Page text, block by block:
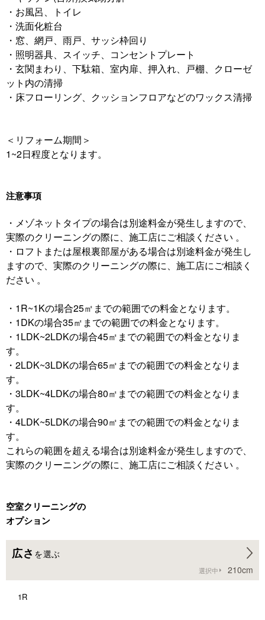
・お風呂、トイレ
・洗面化粧台
・窓、網戸、雨戸、サッシ枠回り
・照明器具、スイッチ、コンセントプレート
・玄関まわり、下駄箱、室内扉、押入れ、戸棚、クローゼ
ット内の清掃
・床フローリング、クッションフロアなどのワックス清掃
＜リフォーム期間＞
1~2日程度となります。
注意事項
・メゾネットタイプの場合は別途料金が発生しますので、
実際のクリーニングの際に、施工店にご相談ください 。
・ロフトまたは屋根裏部屋がある場合は別途料金が発生し
ますので、実際のクリーニングの際に、施工店にご相談く
ださい 。
・1R~1Kの場合25㎡までの範囲での料金となります。
・1DKの場合35㎡までの範囲での料金となります。
・1LDK~2LDKの場合45㎡までの範囲での料金となりま
す。
・2LDK~3LDKの場合65㎡までの範囲での料金となりま
す。
・3LDK~4LDKの場合80㎡までの範囲での料金となりま
す。
・4LDK~5LDKの場合90㎡までの範囲での料金となりま
す。
これらの範囲を超える場合は別途料金が発生しますので、
実際のクリーニングの際に、施工店にご相談ください 。
空室クリーニングの
オプション
広さ を選ぶ
選択中 210cm
1R